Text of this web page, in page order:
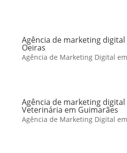
Agência de marketing
Oeiras
Agência de Marketing Digital
Agência de marketing digital
Veterinária em Guimarães
Agência de Marketing Digital